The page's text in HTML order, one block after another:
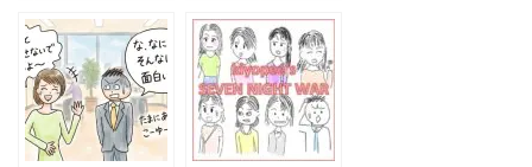
ックス」
よろしくお願いい
たします